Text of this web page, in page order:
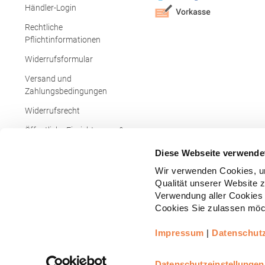
Diese Webseite
Wir verwenden Cookies,
Qualität unserer Website
Verwendung aller
Cookies Sie zulassen
Impressum |
Händler-Login
Rechtliche
Pflichtinformationen
Widerrufsformular
Versand und
Zahlungsbedingungen
Widerrufsrecht
Öffentliche Einrichtungen &
Realisiert durch
arboro GmbH